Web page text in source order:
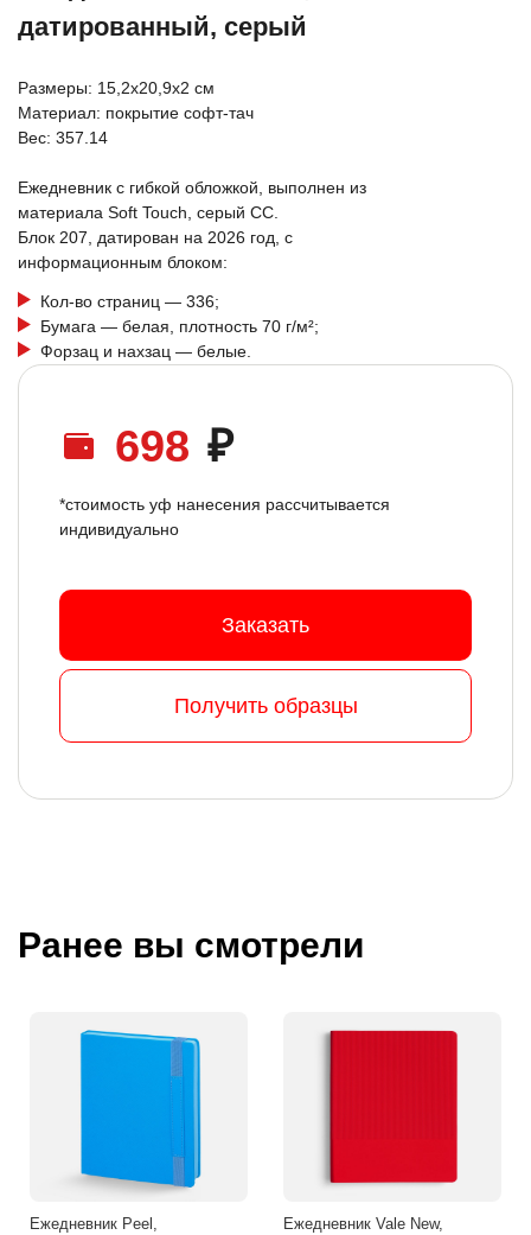
датированный, серый
Размеры: 15,2х20,9х2 см
Материал: покрытие софт-тач
Вес: 357.14
Ежедневник с гибкой обложкой, выполнен из
материала Soft Touch, серый СС.
Блок 207, датирован на 2026 год, с
информационным блоком:
Кол-во страниц — 336;
Бумага — белая, плотность 70 г/м²;
Форзац и нахзац — белые.
698 ₽
*стоимость уф нанесения рассчитывается
индивидуально
Заказать
Получить образцы
Ранее вы смотрели
Ежедневник Peel,
Ежедневник Vale New,